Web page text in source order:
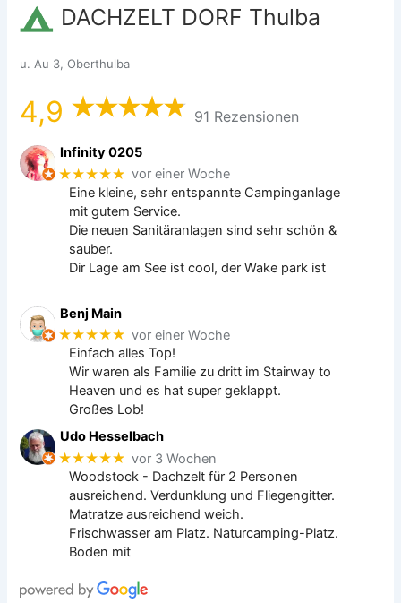
DACHZELT DORF Thulba
u. Au 3, Oberthulba
4,9 91 Rezensionen
Infinity 0205
★★★★★ vor einer Woche
Eine kleine, sehr entspannte Campinganlage
mit gutem Service.
Die neuen Sanitäranlagen sind sehr schön &
sauber.
Dir Lage am See ist cool, der Wake park ist
Benj Main
★★★★★ vor einer Woche
Einfach alles Top!
Wir waren als Familie zu dritt im Stairway to
Heaven und es hat super geklappt.
Großes Lob!
Udo Hesselbach
★★★★★ vor 3 Wochen
Woodstock - Dachzelt für 2 Personen
ausreichend. Verdunklung und Fliegengitter.
Matratze ausreichend weich.
Frischwasser am Platz. Naturcamping-Platz.
Boden mit